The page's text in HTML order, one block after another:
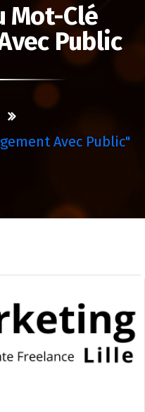
Mot-Clé
Public
Avec Public"